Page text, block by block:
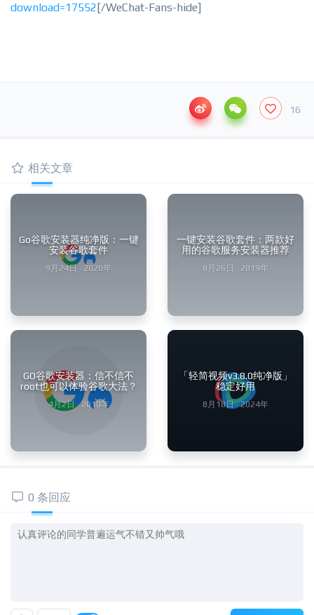
download=17552[/WeChat-Fans-hide]
16
相关文章
Go谷歌安装器纯净版：一键
安装谷歌套件
9月24日 · 2020年
一键安装谷歌套件：两款好
用的谷歌服务安装器推荐
8月26日 · 2019年
GO谷歌安装器：信不信不
root也可以体验谷歌大法？
4月2日 · 2018年
「轻简视频v3.8.0纯净版」
稳定好用
8月18日 · 2024年
0 条回应